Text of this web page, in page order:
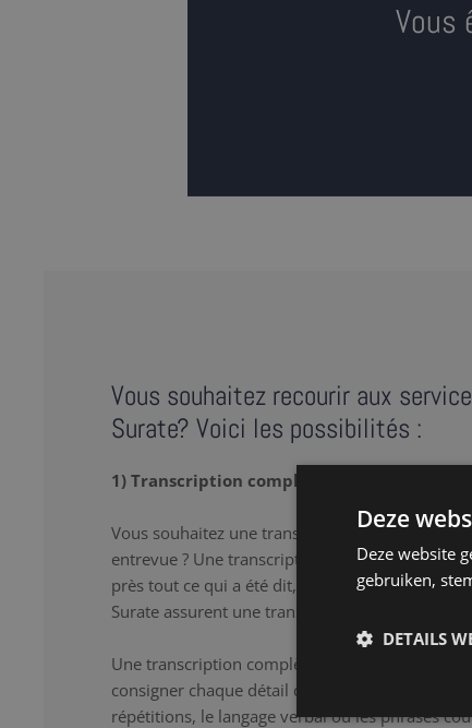
Vous
Vous souhaitez recourir aux
Surate? Voici les possibilités :
1) Transcription complète
Vous souhaitez une transcription verbatim de
entrevue ? Une transcription complète ou « full
près tout ce qui a été dit, y compris les 'hum’ et
Surate assurent une transcription correcte et
Une transcription complète constitue la
consigner chaque détail de l'entretien au mot
répétitions, le langage verbal ou les phrases
Deze
Deze website
gebruiken,
DETAILS